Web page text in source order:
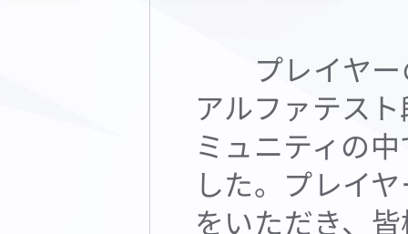
プレイヤー
アルファテス
ミュニティの
した。プレイ
をいただき、